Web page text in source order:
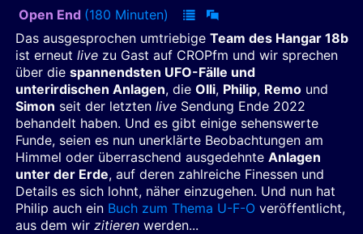
Open End (180 Minuten)
Das ausgesprochen umtriebige Team des Hangar 18b
ist erneut live zu Gast auf CROPfm und wir sprechen
über die spannendsten UFO-Fälle und
unterirdischen Anlagen, die Olli, Philip, Remo und
Simon seit der letzten live Sendung Ende 2022
behandelt haben. Und es gibt einige sehenswerte
Funde, seien es nun unerklärte Beobachtungen am
Himmel oder überraschend ausgedehnte Anlagen
unter der Erde, auf deren zahlreiche Finessen und
Details es sich lohnt, näher einzugehen. Und nun hat
Philip auch ein Buch zum Thema U-F-O veröffentlicht,
aus dem wir zitieren werden...